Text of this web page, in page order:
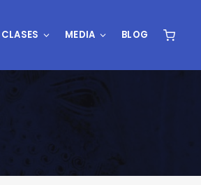
CLASES MEDIA BLOG